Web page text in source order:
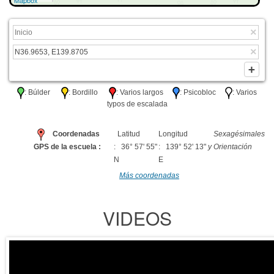
: Búlder : Bordillo : Varios largos : Psicobloc
: Varios
typos de escalada
Coordenadas
GPS de la escuela :
Latitud
: 36° 57' 55"
N
Longitud
: 139° 52' 13"
E
Sexagésimales
y Orientación
Más coordenadas
VIDEOS